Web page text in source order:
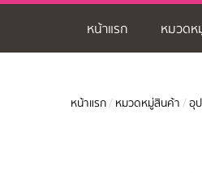
หน้าแรก หมวดห
หน้าแรก / หมวดหมู่สินค้า /อุ